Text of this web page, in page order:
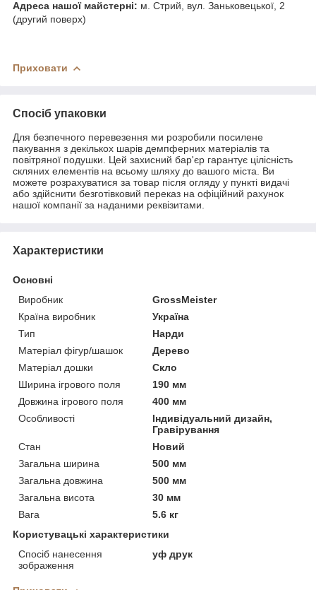
Адреса нашої майстерні: м. Стрий, вул. Заньковецької, 2
(другий поверх)
Приховати
Спосіб упаковки
Для безпечного перевезення ми розробили посилене
пакування з декількох шарів демпферних матеріалів та
повітряної подушки. Цей захисний бар'єр гарантує цілісність
скляних елементів на всьому шляху до вашого міста. Ви
можете розрахуватися за товар після огляду у пункті видачі
або здійснити безготівковий переказ на офіційний рахунок
нашої компанії за наданими реквізитами.
Характеристики
Основні
Виробник
GrossMeister
Країна виробник
Україна
Тип
Нарди
Матеріал фігур/шашок
Дерево
Матеріал дошки
Скло
Ширина ігрового поля
190 мм
Довжина ігрового поля
400 мм
Особливості
Індивідуальний дизайн,
Гравірування
Стан
Новий
Загальна ширина
500 мм
Загальна довжина
500 мм
Загальна висота
30 мм
Вага
5.6 кг
Користувацькі характеристики
Спосіб нанесення
зображення
уф друк